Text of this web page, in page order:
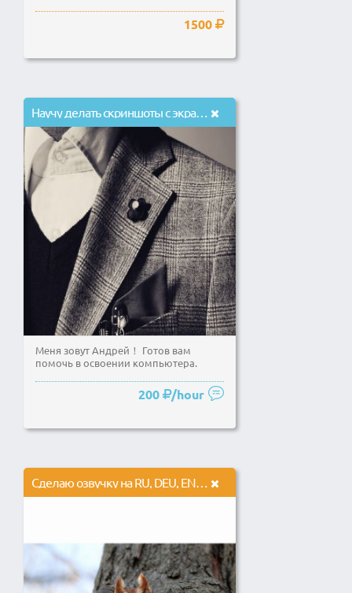
1500
Научу делать скриншоты с экрана и записывать видео.
Меня зовут Андрей！ Готов вам
помочь в освоении компьютера.
200 /hour
Сделаю озвучку на RU, DEU, ENG, женский голос